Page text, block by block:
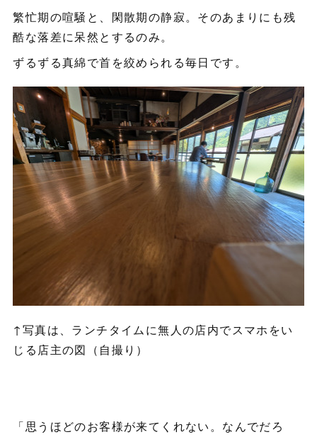
繁忙期の喧騒と、閑散期の静寂。そのあまりにも残
酷な落差に呆然とするのみ。
ずるずる真綿で首を絞められる毎日です。
↑写真は、ランチタイムに無人の店内でスマホをい
じる店主の図（自撮り）
「思うほどのお客様が来てくれない。なんでだろ